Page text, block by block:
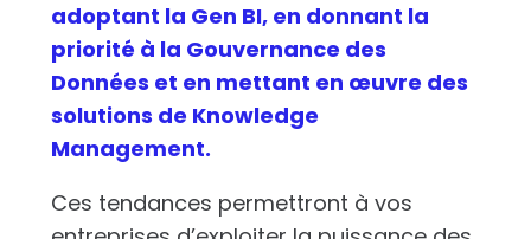
adoptant la Gen BI, en donnant la
priorité à la Gouvernance des
Données et en mettant en œuvre des
solutions de Knowledge
Management.
Ces tendances permettront à vos